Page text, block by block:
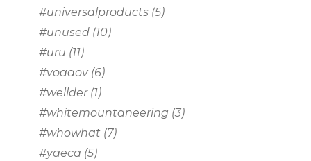
#universalproducts (5)
#unused (10)
#uru (11)
#voaaov(6)
#wellder(1)
#whitemountaneering (3)
#whowhat (7)
#yaeca (5)